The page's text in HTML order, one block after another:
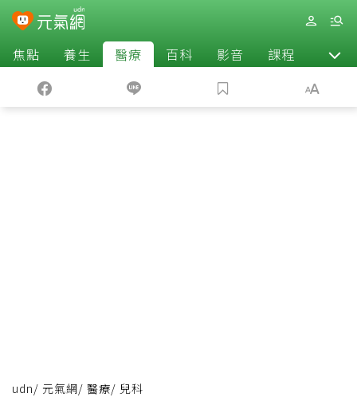
焦點 養生 醫療 百科 影音 課程 退休
udn/ 元氣網/ 醫療/ 兒科